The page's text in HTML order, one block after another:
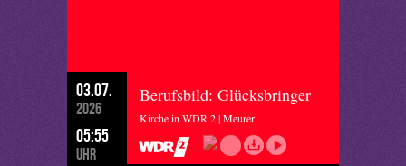
03.07.
2026
05:55
Uhr
Berufsbild: Glücksbringer
Kirche in WDR 2 | Meurer